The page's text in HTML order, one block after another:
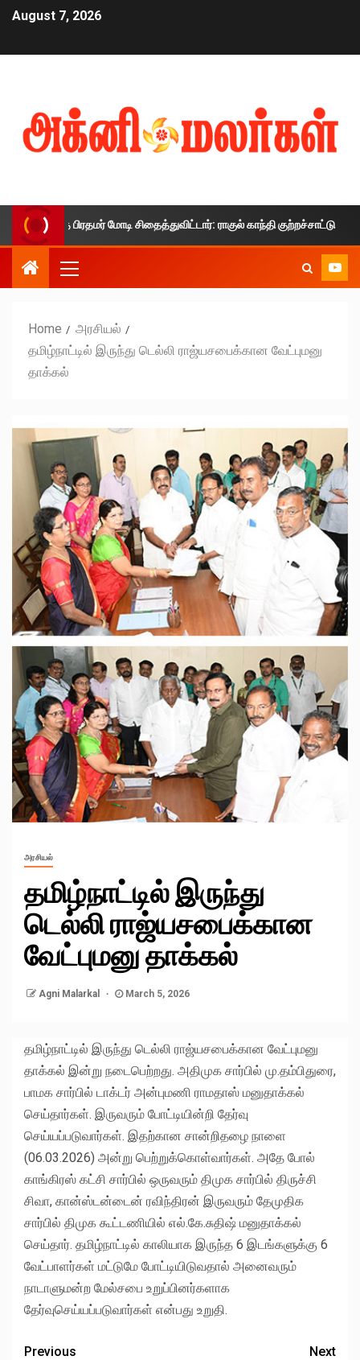
August 7, 2026
பிரதமர் மோடி சிதைத்துவிட்டார்: ராகுல் காந்தி குற்றச்சாட்டு
Home
அரசியல்
தமிழ்நாட்டில் இருந்து டெல்லி ராஜ்யசபைக்கான வேட்புமனு
தாக்கல்
அரசியல்
தமிழ்நாட்டில் இருந்து
டெல்லி ராஜ்யசபைக்கான
வேட்புமனு தாக்கல்
Agni Malarkal March 5, 2026
தமிழ்நாட்டில் இருந்து டெல்லி ராஜ்யசபைக்கான வேட்புமனு
தாக்கல் இன்று நடைபெற்றது. அதிமுக சார்பில் மு.தம்பிதுரை,
பாமக சார்பில் டாக்டர் அன்புமணி ராமதாஸ் மனுதாக்கல்
செய்தார்கள். இருவரும் போட்டியின்றி தேர்வு
செய்யப்படுவார்கள். இதற்கான சான்றிதழை நாளை
(06.03.2026) அன்று பெற்றுக்கொள்வார்கள். அதே போல்
காங்கிரஸ் கட்சி சார்பில் ஒருவரும் திமுக சார்பில் திருச்சி
சிவா, கான்ஸ்டன்டைன் ரவிந்திரன் இருவரும் தேமுதிக
சார்பில் திமுக கூட்டணியில் எல்.கே.சுதிஷ் மனுதாக்கல்
செய்தார். தமிழ்நாட்டில் காலியாக இருந்த 6 இடங்களுக்கு 6
வேட்பாளர்கள் மட்டுமே போட்டியிடுவதால் அனைவரும்
நாடாளுமன்ற மேல்சபை உறுப்பினர்களாக
தேர்வுசெய்யப்படுவார்கள் என்பது உறுதி.
Previous
Next